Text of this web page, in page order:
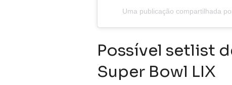
Uma publicação compartilhada
Possível setlist
Super Bowl LIX